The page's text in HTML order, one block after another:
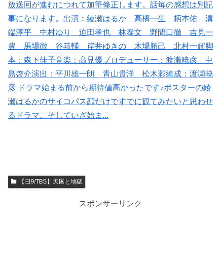
放送回が進むにつれて加筆修正します。話毎の感想は別記
事になります。出演：綾瀬はるか 高橋一生 柄本佑 溝
端淳平 中村ゆり 迫田孝也 林泰文 野間口徹 吉見一
豊 馬場徹 谷恭輔 岸井ゆきの 木場勝己 北村一輝脚
本：森下佳子音楽：髙見優プロデューサー：渡瀬暁彦 中
島啓介演出：平川雄一朗 青山貴洋 松木彩編成：渡瀬暁
彦 ドラマ始まる前から期待値高かったです♪ポスターの綾
瀬はるかのサイコパス顔だけですでに観てみたいと思わせ
るドラマ。そしていざ始ま...
【日9/TBS】天国と地獄
スポンサーリンク